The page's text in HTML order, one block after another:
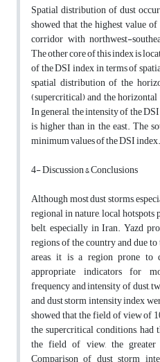
Spatial distribution of dust
showed that the highest value
corridor with northwest-
The other core of this index is
of the DSI index in terms of
spatial distribution of the
(supercritical) and the
In general, the intensity of the
is higher than in the east. The
minimum values of the DSI index.
4- Discussion & Conclusions
Although most dust storms,
regional in nature, local
belt, especially in Iran. Yazd
regions of the country and due
areas, it is a region prone to
appropriate indicators for
frequency and intensity of dust,
and dust storm intensity index
showed that the field of view of
the supercritical conditions,
the field of view, the greater